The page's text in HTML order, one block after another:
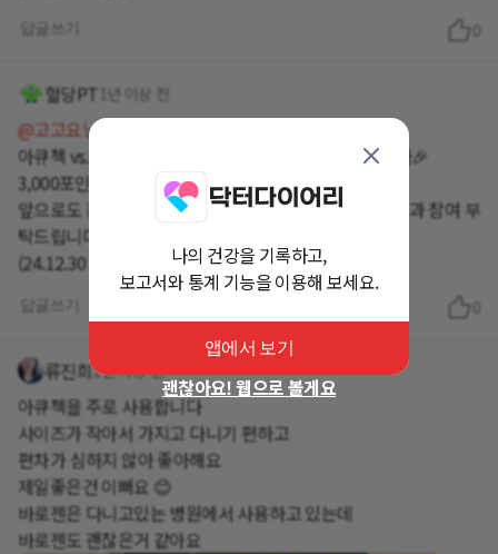
답글쓰기
혈당PT 1년 이상 전
@고고요닝
아큐첵 vs. 바로잰 대결 이벤트 당첨자로 선정되셨습니다🎉
3,000포인트가 지급 완료되었으니 확인 부탁드려요!!
앞으로도 흥미로운 이벤트로 찾아뵐 예정이니 많은 관심과 참여 부
탁드립니다💖
답글쓰기
류진희1년 이상 전
아큐첵을 주로 사용합니다
사이즈가 작아서 가지고 다니기 편하고
편차가 심하지 않아 좋아해요
제일좋은건 이뻐요 😊
바로젠은 다니고있는 병원에서 사용하고 있는데
바로젠도 괜찮은거 같아요
나의 건강을 기록하고,
보고서와 통계 기능을 이용해 보세요.
앱에서 보기
괜찮아요! 웹으로 볼게요